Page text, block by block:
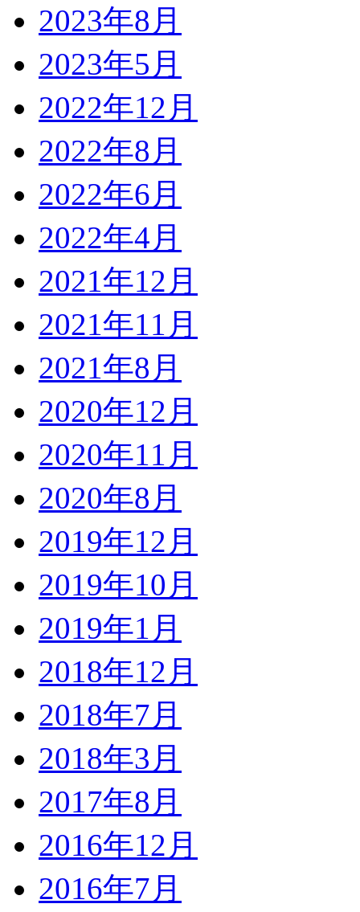
2023年8月
2023年5月
2022年12月
2022年8月
2022年6月
2022年4月
2021年12月
2021年11月
2021年8月
2020年12月
2020年11月
2020年8月
2019年12月
2019年10月
2019年1月
2018年12月
2018年7月
2018年3月
2017年8月
2016年12月
2016年7月